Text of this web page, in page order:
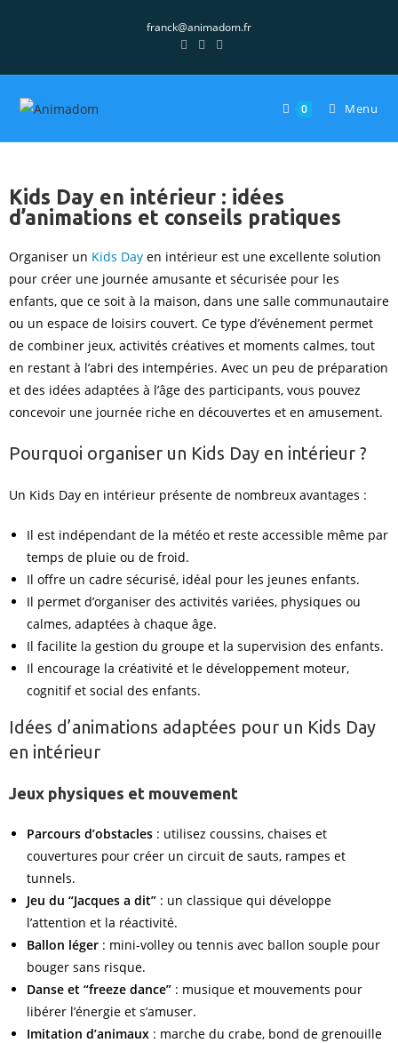
franck@animadom.fr
0 Menu
Kids Day en intérieur : idées
d’animations et conseils pratiques
Organiser un Kids Day en intérieur est une excellente solution
pour créer une journée amusante et sécurisée pour les
enfants, que ce soit à la maison, dans une salle communautaire
ou un espace de loisirs couvert. Ce type d’événement permet
de combiner jeux, activités créatives et moments calmes, tout
en restant à l’abri des intempéries. Avec un peu de préparation
et des idées adaptées à l’âge des participants, vous pouvez
concevoir une journée riche en découvertes et en amusement.
Pourquoi organiser un Kids Day en intérieur ?
Un Kids Day en intérieur présente de nombreux avantages :
Il est indépendant de la météo et reste accessible même par
temps de pluie ou de froid.
Il offre un cadre sécurisé, idéal pour les jeunes enfants.
Il permet d’organiser des activités variées, physiques ou
calmes, adaptées à chaque âge.
Il facilite la gestion du groupe et la supervision des enfants.
Il encourage la créativité et le développement moteur,
cognitif et social des enfants.
Idées d’animations adaptées pour un Kids Day
en intérieur
Jeux physiques et mouvement
Parcours d’obstacles : utilisez coussins, chaises et
couvertures pour créer un circuit de sauts, rampes et
tunnels.
Jeu du “Jacques a dit” : un classique qui développe
l’attention et la réactivité.
Ballon léger : mini-volley ou tennis avec ballon souple pour
bouger sans risque.
Danse et “freeze dance” : musique et mouvements pour
libérer l’énergie et s’amuser.
Imitation d’animaux : marche du crabe, bond de grenouille